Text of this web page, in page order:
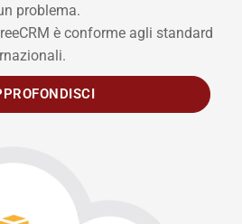
problema.
è conforme agli standard